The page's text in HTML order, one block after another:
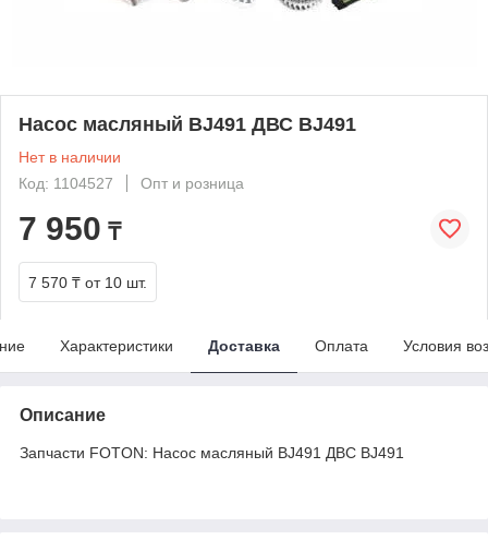
Насос масляный BJ491 ДВС BJ491
Нет в наличии
Код: 1104527
Опт и розница
7 950 ₸
7 570 ₸ от 10 шт.
Характеристики Доставка Оплата Условия
Описание
Запчасти FOTON: Насос масляный BJ491 ДВС BJ491